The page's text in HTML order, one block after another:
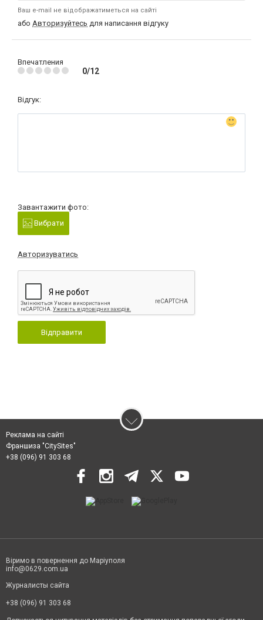
Ваш e-mail не відображатиметься на сайті
або Авторизуйтесь для написання відгуку
Впечатления
0/12
Відгук:
Завантажити фото:
Вибрати
Авторизуватись
Відправити
Реклама на сайті
Франшиза "CitySites"
+38 (096) 91 303 68
Віримо в повернення до Маріуполя
info@0629.com.ua
Журналисты сайта
+38 (096) 91 303 68